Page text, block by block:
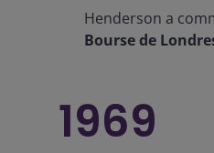
Henderson a
Bourse de
1969